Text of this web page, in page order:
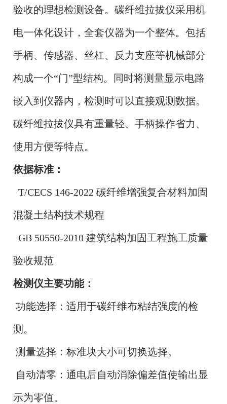
验收的理想检测设备。碳纤维拉拔仪采用机
电一体化设计，全套仪器为一个整体。包括
手柄、传感器、丝杠、反力支座等机械部分
构成一个“门”型结构。同时将测量显示电路
嵌入到仪器内，检测时可以直接观测数据。
碳纤维拉拔仪具有重量轻、手柄操作省力、
使用方便等特点。
依据标准：
T/CECS 146-2022 碳纤维增强复合材料加固
混凝土结构技术规程
GB 50550-2010 建筑结构加固工程施工质量
验收规范
检测仪主要功能：
功能选择：适用于碳纤维布粘结强度的检
测。
测量选择：标准块大小可切换选择。
自动清零：通电后自动消除偏差值使输出显
示为零值。